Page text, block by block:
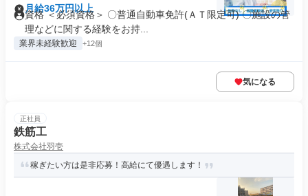
月給36万円以上
資格 ＜必須資格＞ 〇普通自動車免許(ＡＴ限定可) 〇施設の管
理などに関する経験をお持...
業界未経験歓迎 +12個
気になる
正社員
鉄筋工
株式会社羽壱
稼ぎたい方は是非応募！高給にて優遇します！